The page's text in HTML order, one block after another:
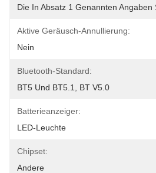
Die In Absatz 1 Genannten Angaben
Aktive Geräusch-Annullierung:
Nein
Bluetooth-Standard:
BT5 Und BT5.1, BT V5.0
Batterieanzeiger:
LED-Leuchte
Chipset:
Andere